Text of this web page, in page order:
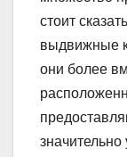
стоит
выдвижные
они более